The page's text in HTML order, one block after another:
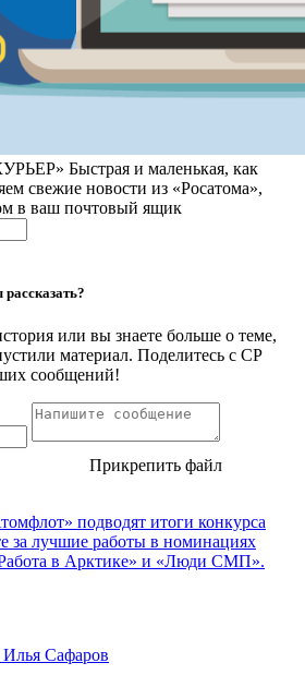
Быстрая и маленькая, как
свежие новости из «Росатома»,
в ваш почтовый ящик
или вы знаете больше о теме,
материал. Поделитесь с СР
сообщений!
Прикрепить файл
подводят итоги конкурса
за лучшие работы в номинациях
в Арктике» и «Люди СМП».
Сафаров